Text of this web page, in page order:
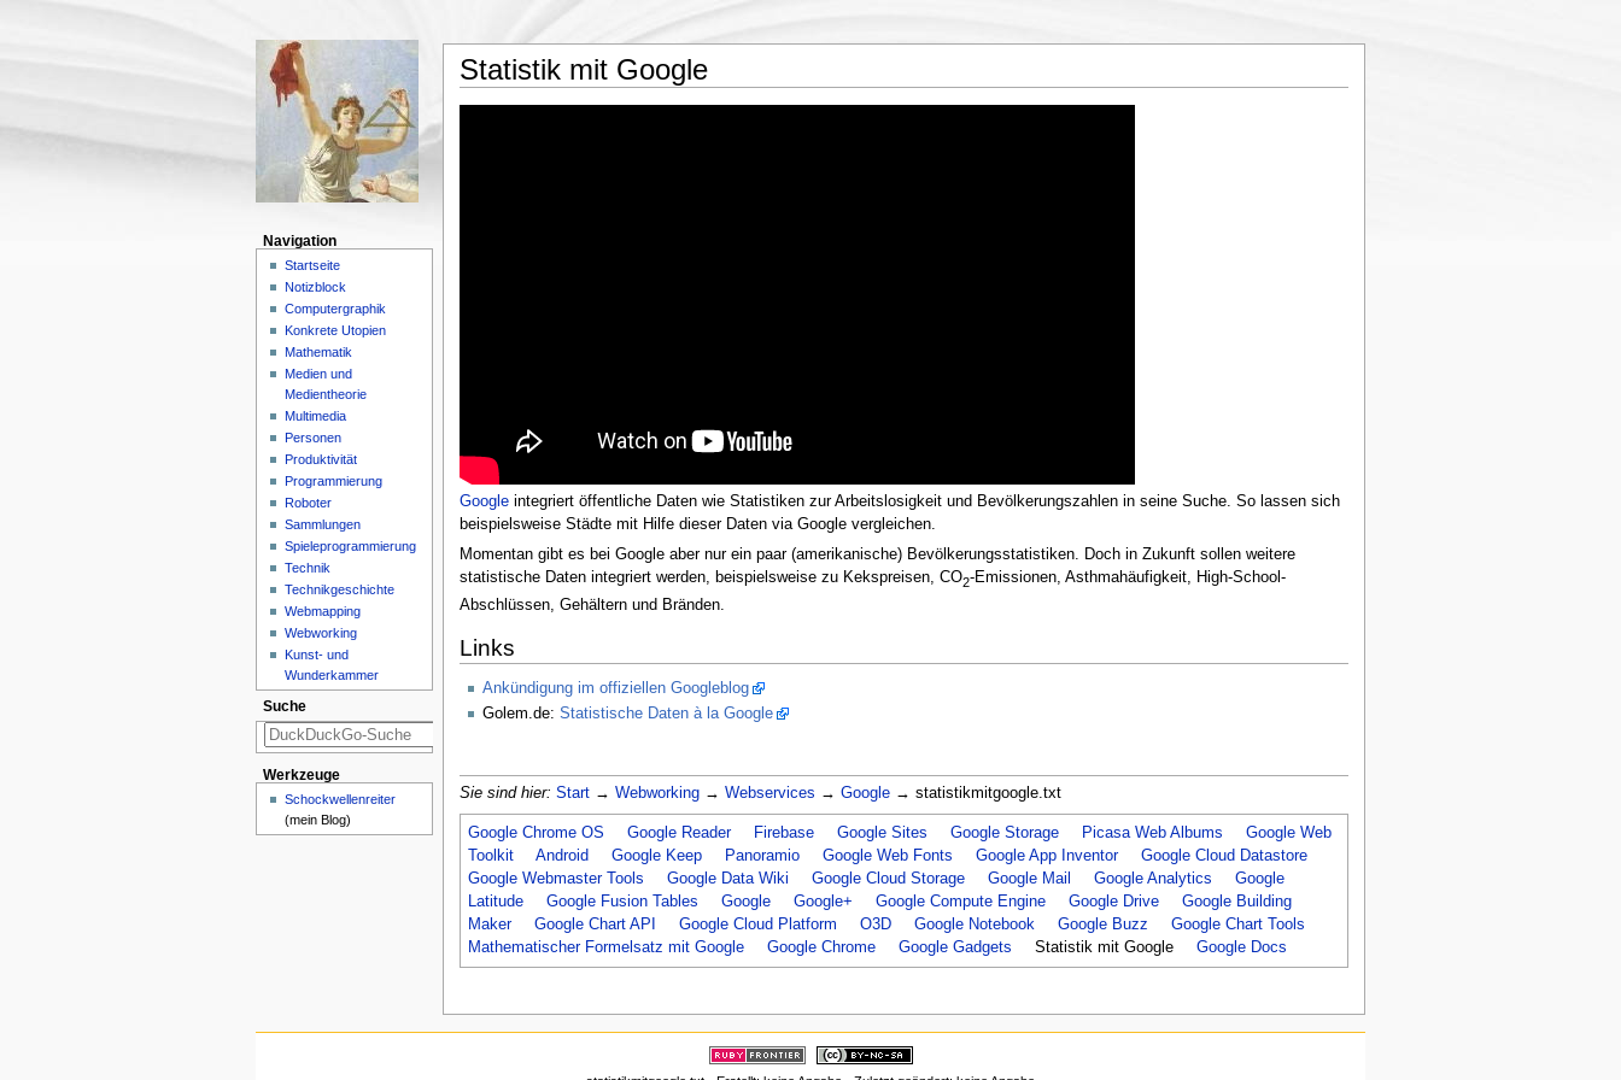
Statistik mit Google
Googleintegriert öffentliche Daten wie Statistiken zur Arbeitslosigkeit und Bevölkerungszahlen in seine Suche. So lassen sich
beispielsweise Städte mit Hilfe dieser Daten via Google vergleichen.
Momentan gibt es bei Google aber nur ein paar (amerikanische) Bevölkerungsstatistiken. Doch in Zukunft sollen weitere
statistische Daten integriert werden, beispielsweise zu Kekspreisen, CO2-Emissionen, Asthmahäufigkeit, High-School-
Abschlüssen, Gehältern und Bränden.
Links
Ankündigung im offiziellen Googleblog
Golem.de: Statistische Daten à la Google
Sie sind hier: Start→ Webworking→ Webservices → Google→ statistikmitgoogle.txt
Google Chrome OS Google Reader Firebase Google Sites Google Storage Picasa Web Albums
Google Web
Toolkit
Android Google Keep Panoramio Google Web Fonts Google App Inventor
Google Cloud Datastore
Google Webmaster Tools
Google Data Wiki Google Cloud Storage Google Mail Google Analytics
Google
Latitude
Google Fusion Tables Google Google+ Google Compute Engine Google Drive
Google Building
Maker
Google Chart API Google Cloud Platform O3D Google Notebook Google Buzz
Google Chart Tools
Mathematischer Formelsatz mit Google
Google Chrome Google Gadgets Statistik mit Google Google Docs
Navigation
Startseite
Notizblock
Computergraphik
Konkrete Utopien
Mathematik
Medien und
Medientheorie
Multimedia
Personen
Produktivität
Programmierung
Roboter
Sammlungen
Spieleprogrammierung
Technik
Technikgeschichte
Webmapping
Webworking
Kunst- und
Wunderkammer
Suche
Werkzeuge
Schockwellenreiter
(mein Blog)